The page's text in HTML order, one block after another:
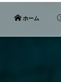
ホーム